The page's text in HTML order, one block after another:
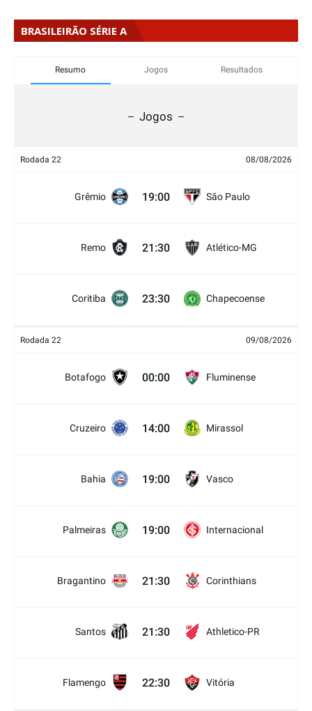
BRASILEIRÃO SÉRIE A
Resumo Jogos Resultados
Jogos
Rodada 22 08/08/2026
Grêmio 19:00 São Paulo
Remo 21:30 Atlético-MG
Coritiba 23:30 Chapecoense
Rodada 22 09/08/2026
Botafogo 00:00 Fluminense
Cruzeiro 14:00 Mirassol
Bahia 19:00 Vasco
Palmeiras 19:00 Internacional
Bragantino 21:30 Corinthians
Santos 21:30 Athletico-PR
Flamengo 22:30 Vitória